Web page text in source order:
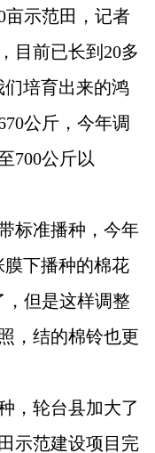
亩示范田，记者
目前已长到20多
们培育出来的鸿
公斤，今年调
700公斤以
标准播种，今年
膜下播种的棉花
，但是这样调整
，结的棉铃也更
，轮台县加大了
示范建设项目完